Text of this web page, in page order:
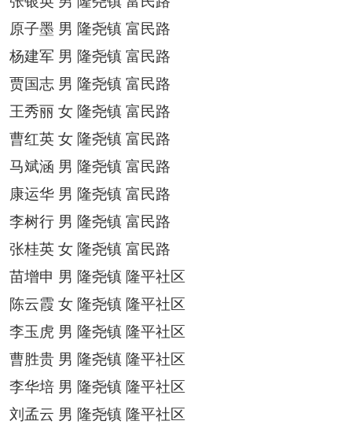
原子墨 男 隆尧镇 富民路
杨建军 男 隆尧镇 富民路
贾国志 男 隆尧镇 富民路
王秀丽 女 隆尧镇 富民路
曹红英 女 隆尧镇 富民路
马斌涵 男 隆尧镇 富民路
康运华 男 隆尧镇 富民路
李树行 男 隆尧镇 富民路
张桂英 女 隆尧镇 富民路
苗增申 男 隆尧镇 隆平社区
陈云霞 女 隆尧镇 隆平社区
李玉虎 男 隆尧镇 隆平社区
曹胜贵 男 隆尧镇 隆平社区
李华培 男 隆尧镇 隆平社区
刘孟云 男 隆尧镇 隆平社区